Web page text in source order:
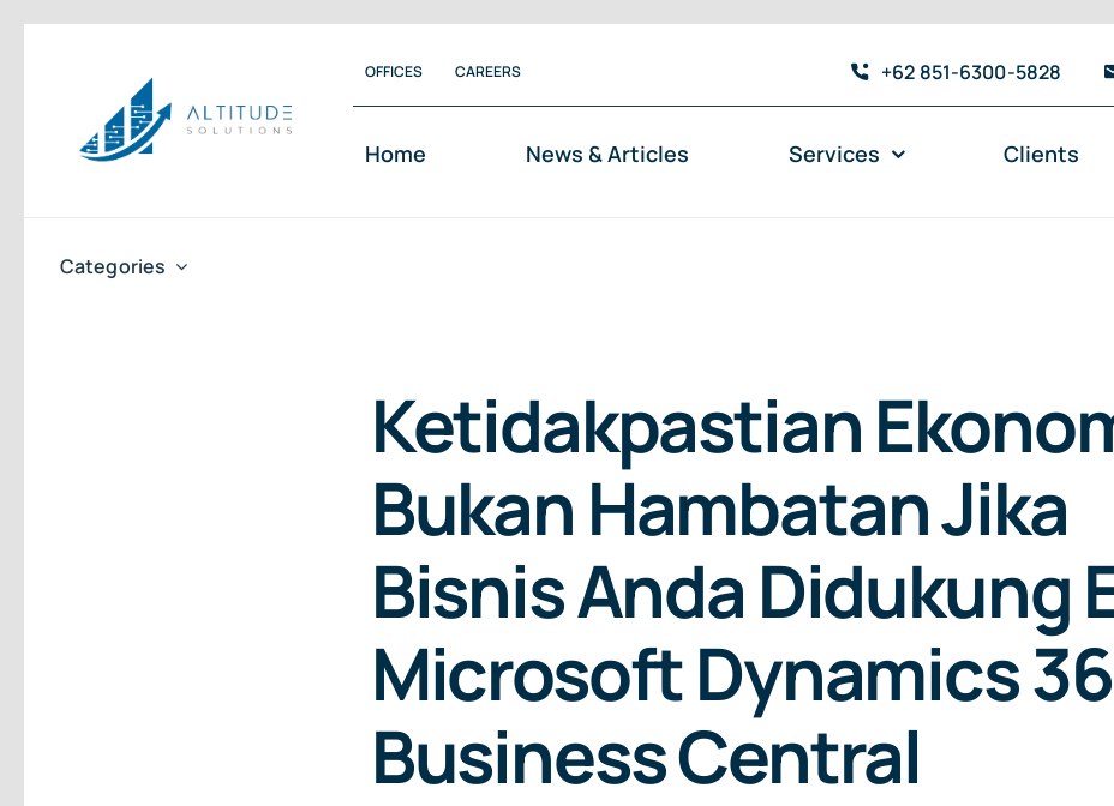
OFFICES CAREERS +62 851-6300-5828
Home News & Articles Services Clients
Categories
Ketidakpastian
Bukan Hambatan Jika
Bisnis Anda Didukung
Microsoft Dynamics
Business Central